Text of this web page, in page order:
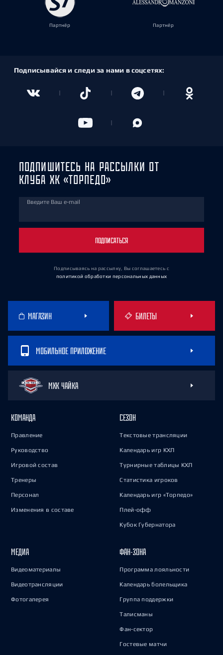
Партнёр Партнёр
Подписывайся и следи за нами в соцсетях:
ПОДПИШИТЕСЬ НА РАССЫЛКИ ОТ
КЛУБА ХК «ТОРПЕДО»
Введите Ваш e-mail
ПОДПИСАТЬСЯ
Подписываясь на рассылку, Вы соглашаетесь с
политикой обработки персональных данных
МАГАЗИН БИЛЕТЫ
МОБИЛЬНОЕ ПРИЛОЖЕНИЕ
МХК ЧАЙКА
КОМАНДА
Правление
Руководство
Игровой состав
Тренеры
Персонал
Изменения в составе
СЕЗОН
Текстовые трансляции
Календарь игр КХЛ
Турнирные таблицы КХЛ
Статистика игроков
Календарь игр «Торпедо»
Плей-офф
Кубок Губернатора
МЕДИА
Видеоматериалы
Видеотрансляции
Фотогалерея
ФАН-ЗОНА
Программа лояльности
Календарь болельщика
Группа поддержки
Талисманы
Фан-сектор
Гостевые матчи